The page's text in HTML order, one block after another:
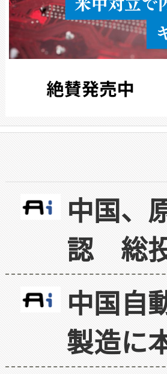
中国、
認 総
中国自
製造に